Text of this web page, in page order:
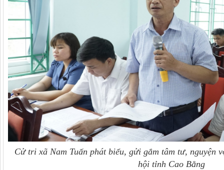
Cử tri xã Nam Tuấn phát biểu, gửi gắm tâm tư, nguyện
hội tỉnh Cao Bằng